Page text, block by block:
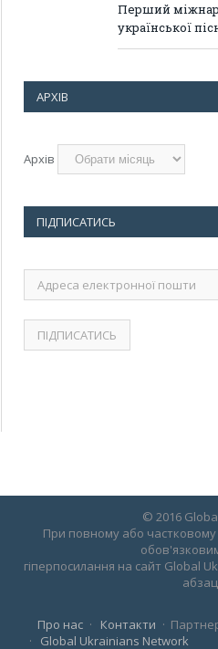
Перший
української
АРХІВ
Архів
ПІДПИСАТИСЬ
Адреса
електронної
© 2016
При повному або частковому
гіперпосилання на сайт Global
Про нас Контакти
Global Ukrainians Network